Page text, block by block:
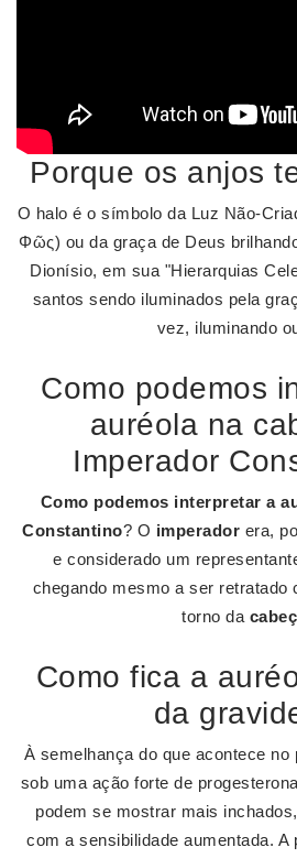
Porque os anjos
O halo é o símbolo da Luz Não-
Φῶς) ou da graça de Deus
Dionísio, em sua "Hierarquias
santos sendo iluminados pela
vez, iluminando
Como podemos
auréola na
Imperador
Como podemos interpretar a
Constantino? O imperador era,
e considerado um
chegando mesmo a ser
torno da
Como fica a
da
À semelhança do que acontece no
sob uma ação forte de
podem se mostrar mais
com a sensibilidade aumentada. A